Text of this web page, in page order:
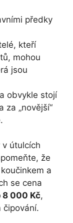
předky
kteří
mohou
jsou
obvykle stojí
za „novější“
útulcích
že
a
se cena
8 000 Kč,
čipování.